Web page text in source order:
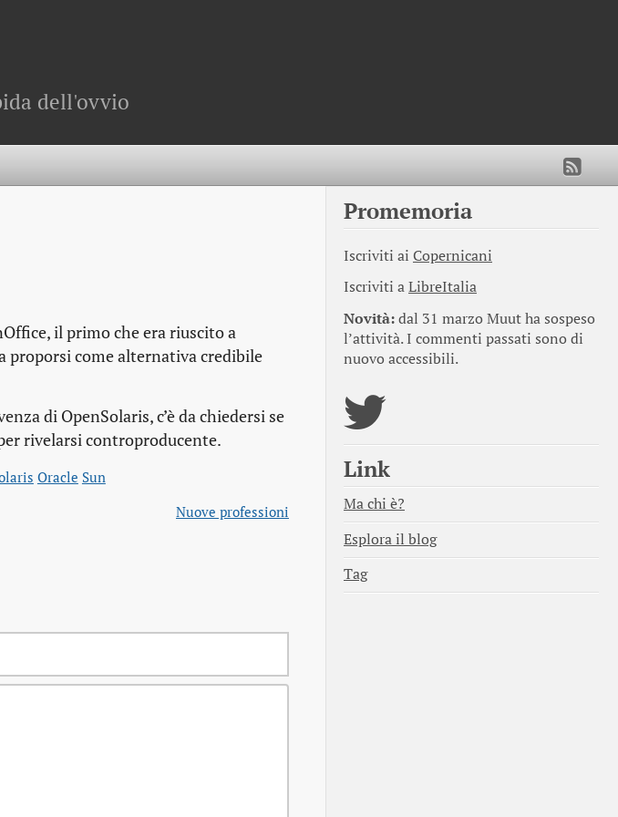
dell'ovvio
il primo che era riuscito a
proporsi come alternativa credibile
di OpenSolaris, c’è da chiedersi se
rivelarsi controproducente.
Oracle Sun
Nuove professioni
Promemoria
Iscriviti ai Copernicani
Iscriviti aLibreItalia
Novità:dal 31 marzo Muut ha sospeso
l’attività. I commenti passati sono di
nuovo accessibili.
Link
Ma chi è?
Esplora il blog
Tag